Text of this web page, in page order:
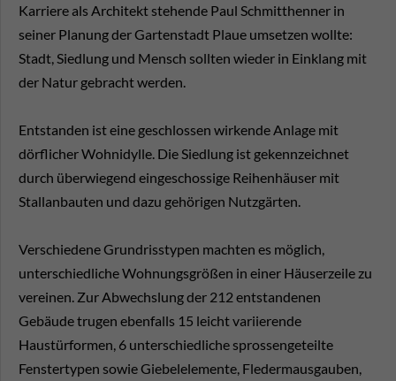
Karriere als Architekt stehende Paul Schmitthenner in
seiner Planung der Gartenstadt Plaue umsetzen wollte:
Stadt, Siedlung und Mensch sollten wieder in Einklang mit
der Natur gebracht werden.
Entstanden ist eine geschlossen wirkende Anlage mit
dörflicher Wohnidylle. Die Siedlung ist gekennzeichnet
durch überwiegend eingeschossige Reihenhäuser mit
Stallanbauten und dazu gehörigen Nutzgärten.
Verschiedene Grundrisstypen machten es möglich,
unterschiedliche Wohnungsgrößen in einer Häuserzeile zu
vereinen. Zur Abwechslung der 212 entstandenen
Gebäude trugen ebenfalls 15 leicht variierende
Haustürformen, 6 unterschiedliche sprossengeteilte
Fenstertypen sowie Giebelelemente, Fledermausgauben,